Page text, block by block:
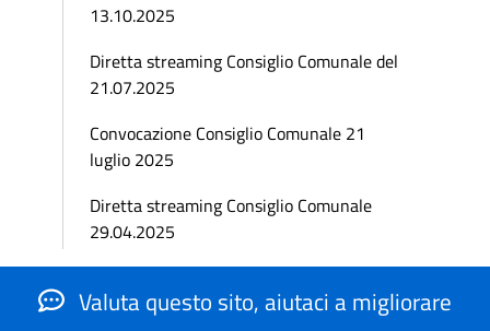
13.10.2025
Diretta streaming Consiglio Comunale del
21.07.2025
Convocazione Consiglio Comunale 21
luglio 2025
Diretta streaming Consiglio Comunale
29.04.2025
Valuta questo sito, aiutaci a migliorare